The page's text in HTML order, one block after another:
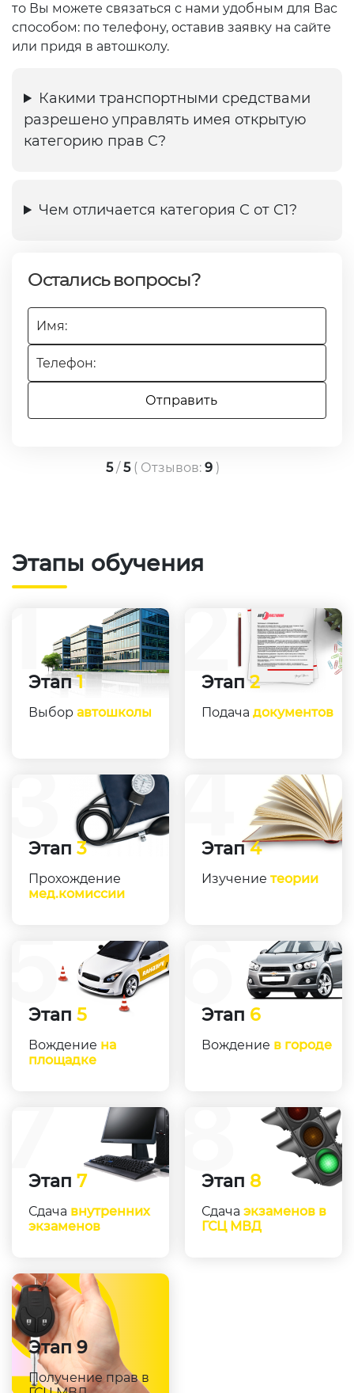
то Вы можете связаться с нами удобным для Вас
способом: по телефону, оставив заявку на сайте
или придя в автошколу.
Какими транспортными средствами
разрешено управлять имея открытую
категорию прав C?
Чем отличается категория C от C1?
Остались вопросы?
5 / 5 ( Отзывов: 9 )
Этапы обучения
Этап1
Выбор автошколы
Этап2
Подача документов
Этап 3
Прохождение
мед.комиссии
Этап4
Изучение теории
Этап 5
Вождение на
площадке
Этап 6
Вождение в городе
Этап 7
Сдача внутренних
экзаменов
Этап 8
Сдача экзаменов в
ГСЦ МВД
Этап9
Получение прав в